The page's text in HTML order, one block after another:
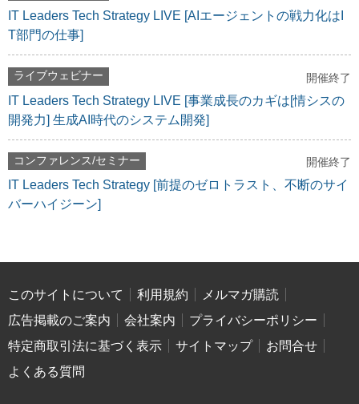
IT Leaders Tech Strategy LIVE [AIエージェントの戦力化はI
T部門の仕事]
ライブウェビナー 開催終了
IT Leaders Tech Strategy LIVE [事業成長のカギは[情シスの
開発力] 生成AI時代のシステム開発]
コンファレンス/セミナー 開催終了
IT Leaders Tech Strategy [前提のゼロトラスト、不断のサイ
バーハイジーン]
このサイトについて 利用規約
メルマガ購読
広告掲載のご案内
会社案内
プライバシーポリシー
特定商取引法に基づく表示
サイトマップ
お問合せ
よくある質問